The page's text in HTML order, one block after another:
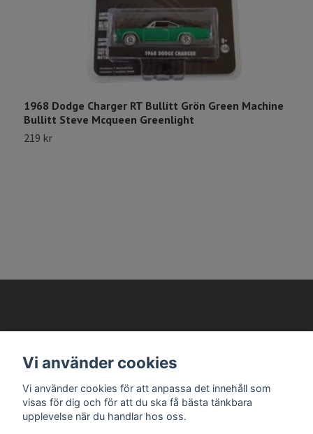
1968 Dodge Charger RT Bullitt Grön Green Machine
Bullitt Steve Mcqueen Greenlight
219 kr
Läs mer
Vi använder cookies
Vi använder cookies för att anpassa det innehåll som
visas för dig och för att du ska få bästa tänkbara
upplevelse när du handlar hos oss.